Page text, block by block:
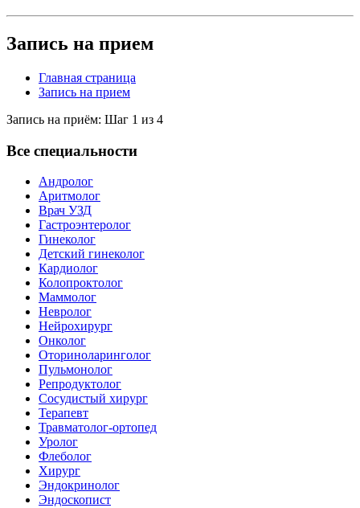
Запись на прием
Главная страница
Запись на прием
Запись на приём: Шаг 1 из 4
Все специальности
Андролог
Аритмолог
Врач УЗД
Гастроэнтеролог
Гинеколог
Детский гинеколог
Кардиолог
Колопроктолог
Маммолог
Невролог
Нейрохирург
Онколог
Оториноларинголог
Пульмонолог
Репродуктолог
Сосудистый хирург
Терапевт
Травматолог-ортопед
Уролог
Флеболог
Хирург
Эндокринолог
Эндоскопист